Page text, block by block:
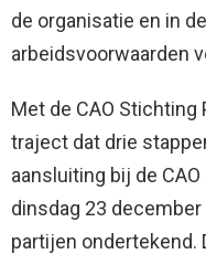
de organisatie en in
arbeidsvoorwaarden
Met de CAO
traject dat drie
aansluiting bij de CAO
dinsdag 23
partijen ondertekend.